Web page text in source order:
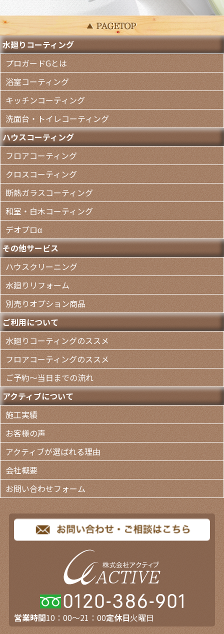
水廻りコーティング
プロガードGとは
浴室コーティング
キッチンコーティング
洗面台・トイレコーティング
ハウスコーティング
フロアコーティング
クロスコーティング
断熱ガラスコーティング
和室・白木コーティング
デオプロα
その他サービス
ハウスクリーニング
水廻りリフォーム
別売りオプション商品
ご利用について
水廻りコーティングのススメ
フロアコーティングのススメ
ご予約～当日までの流れ
アクティブについて
施工実績
お客様の声
アクティブが選ばれる理由
会社概要
お問い合わせフォーム
営業時間10：00～21：00定休日火曜日